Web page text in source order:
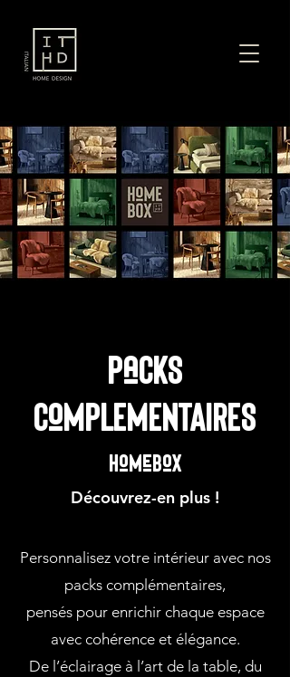
PaCKS
CoMPLEMENTAIRES
HomeBox
Découvrez-en plus !
Personnalisez votre intérieur avec nos
packs complémentaires,
pensés pour enrichir chaque espace
avec cohérence et élégance.
De l’éclairage à l’art de la table, du